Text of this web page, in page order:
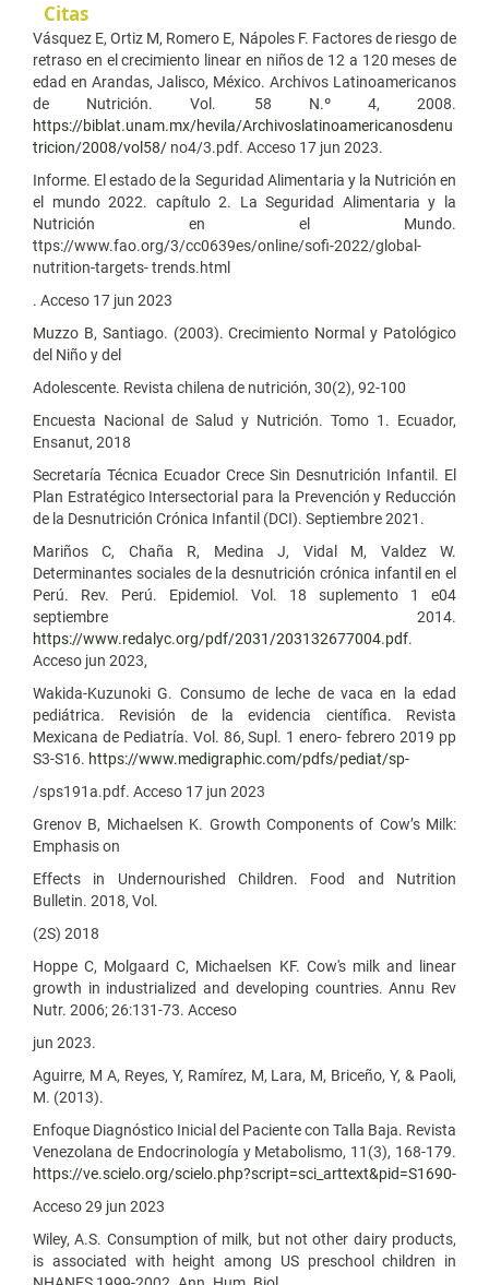
Citas
Vásquez E, Ortiz M, Romero E, Nápoles F. Factores de riesgo de
retraso en el crecimiento linear en niños de 12 a 120 meses de
edad en Arandas, Jalisco, México. Archivos Latinoamericanos
de Nutrición. Vol. 58 N.º 4, 2008.
https://biblat.unam.mx/hevila/Archivoslatinoamericanosdenu
tricion/2008/vol58/ no4/3.pdf. Acceso 17 jun 2023.
Informe. El estado de la Seguridad Alimentaria y la Nutrición en
el mundo 2022. capítulo 2. La Seguridad Alimentaria y la
Nutrición en el Mundo.
ttps://www.fao.org/3/cc0639es/online/sofi-2022/global-
nutrition-targets- trends.html
. Acceso 17 jun 2023
Muzzo B, Santiago. (2003). Crecimiento Normal y Patológico
del Niño y del
Adolescente. Revista chilena de nutrición, 30(2), 92-100
Encuesta Nacional de Salud y Nutrición. Tomo 1. Ecuador,
Ensanut, 2018
Secretaría Técnica Ecuador Crece Sin Desnutrición Infantil. El
Plan Estratégico Intersectorial para la Prevención y Reducción
de la Desnutrición Crónica Infantil (DCI). Septiembre 2021.
Mariños C, Chaña R, Medina J, Vidal M, Valdez W.
Determinantes sociales de la desnutrición crónica infantil en el
Perú. Rev. Perú. Epidemiol. Vol. 18 suplemento 1 e04
septiembre 2014.
https://www.redalyc.org/pdf/2031/203132677004.pdf.
Acceso jun 2023,
Wakida-Kuzunoki G. Consumo de leche de vaca en la edad
pediátrica. Revisión de la evidencia científica. Revista
Mexicana de Pediatría. Vol. 86, Supl. 1 enero- febrero 2019 pp
S3-S16. https://www.medigraphic.com/pdfs/pediat/sp-
/sps191a.pdf. Acceso 17 jun 2023
Grenov B, Michaelsen K. Growth Components of Cow’s Milk:
Emphasis on
Effects in Undernourished Children. Food and Nutrition
Bulletin. 2018, Vol.
(2S) 2018
Hoppe C, Molgaard C, Michaelsen KF. Cow's milk and linear
growth in industrialized and developing countries. Annu Rev
Nutr. 2006; 26:131-73. Acceso
jun 2023.
Aguirre, M A, Reyes, Y, Ramírez, M, Lara, M, Briceño, Y, & Paoli,
M. (2013).
Enfoque Diagnóstico Inicial del Paciente con Talla Baja. Revista
Venezolana de Endocrinología y Metabolismo, 11(3), 168-179.
https://ve.scielo.org/scielo.php?script=sci_arttext&pid=S1690-
Acceso 29 jun 2023
Wiley, A.S. Consumption of milk, but not other dairy products,
is associated with height among US preschool children in